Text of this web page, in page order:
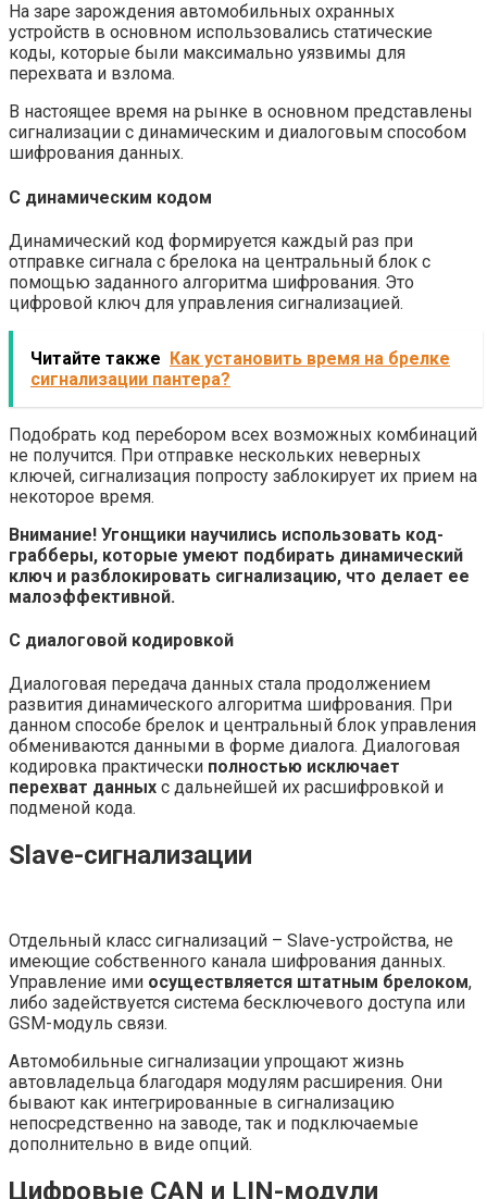
На заре зарождения автомобильных охранных
устройств в основном использовались статические
коды, которые были максимально уязвимы для
перехвата и взлома.
В настоящее время на рынке в основном представлены
сигнализации с динамическим и диалоговым способом
шифрования данных.
С динамическим кодом
Динамический код формируется каждый раз при
отправке сигнала с брелока на центральный блок с
помощью заданного алгоритма шифрования. Это
цифровой ключ для управления сигнализацией.
Читайте также Как установить время на брелке
сигнализации пантера?
Подобрать код перебором всех возможных комбинаций
не получится. При отправке нескольких неверных
ключей, сигнализация попросту заблокирует их прием на
некоторое время.
Внимание! Угонщики научились использовать код-
грабберы, которые умеют подбирать динамический
ключ и разблокировать сигнализацию, что делает ее
малоэффективной.
С диалоговой кодировкой
Диалоговая передача данных стала продолжением
развития динамического алгоритма шифрования. При
данном способе брелок и центральный блок управления
обмениваются данными в форме диалога. Диалоговая
кодировка практически полностью исключает
перехват данных с дальнейшей их расшифровкой и
подменой кода.
Slave-сигнализации
Отдельный класс сигнализаций – Slave-устройства, не
имеющие собственного канала шифрования данных.
Управление ими осуществляется штатным брелоком,
либо задействуется система бесключевого доступа или
GSM-модуль связи.
Автомобильные сигнализации упрощают жизнь
автовладельца благодаря модулям расширения. Они
бывают как интегрированные в сигнализацию
непосредственно на заводе, так и подключаемые
дополнительно в виде опций.
Цифровые CAN и LIN-модули